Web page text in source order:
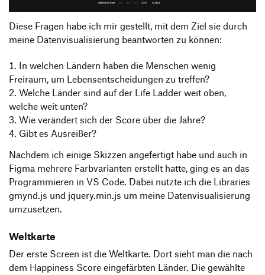
Diese Fragen habe ich mir gestellt, mit dem Ziel sie durch
meine Datenvisualisierung beantworten zu können:
In welchen Ländern haben die Menschen wenig
Freiraum, um Lebensentscheidungen zu treffen?
Welche Länder sind auf der Life Ladder weit oben,
welche weit unten?
Wie verändert sich der Score über die Jahre?
Gibt es Ausreißer?
Nachdem ich einige Skizzen angefertigt habe und auch in
Figma mehrere Farbvarianten erstellt hatte, ging es an das
Programmieren in VS Code. Dabei nutzte ich die Libraries
gmynd.js und jquery.min.js um meine Datenvisualisierung
umzusetzen.
Weltkarte
Der erste Screen ist die Weltkarte. Dort sieht man die nach
dem Happiness Score eingefärbten Länder. Die gewählte